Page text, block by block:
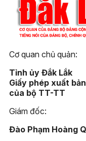
Cơ quan chủ quản:
Tỉnh ủy Đắk Lắk
Giấy phép xuất
của bộ TT-TT
Giám đốc:
Đào Phạm Hoàng